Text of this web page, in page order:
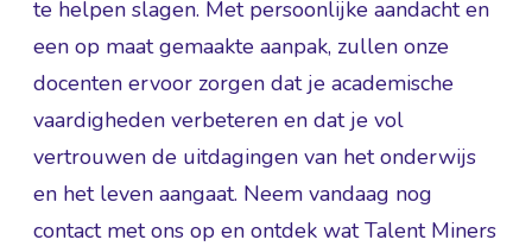
te helpen slagen. Met persoonlijke aandacht en
een op maat gemaakte aanpak, zullen onze
docenten ervoor zorgen dat je academische
vaardigheden verbeteren en dat je vol
vertrouwen de uitdagingen van het onderwijs
en het leven aangaat. Neem vandaag nog
contact met ons op en ontdek wat Talent Miners